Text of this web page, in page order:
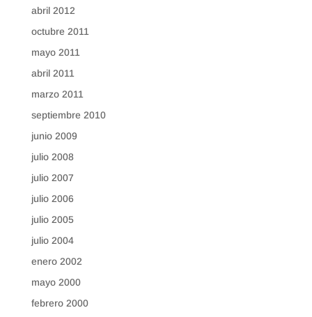
abril 2012
octubre 2011
mayo 2011
abril 2011
marzo 2011
septiembre 2010
junio 2009
julio 2008
julio 2007
julio 2006
julio 2005
julio 2004
enero 2002
mayo 2000
febrero 2000